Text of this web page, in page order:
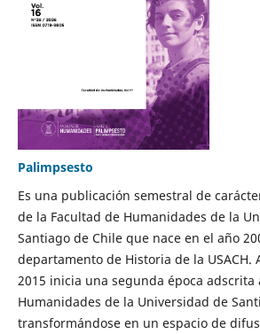
Palimpsesto
Es una publicación semestral de
de la Facultad de Humanidades de la
Santiago de Chile que nace en el año
departamento de Historia de la USACH.
2015 inicia una segunda época adscrita
Humanidades de la Universidad de
transformándose en un espacio de